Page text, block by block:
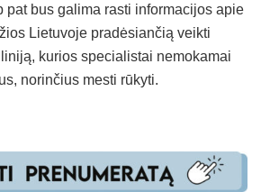
pat bus galima rasti informacijos apie
Lietuvoje pradėsiančią veikti
kurios specialistai nemokamai
norinčius mesti rūkyti.